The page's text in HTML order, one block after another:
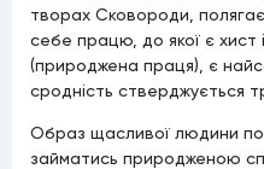
творах Сковороди,
себе працю, до якої є хист
(природжена праця), є
сродність стверджується
Образ щасливої людини
займатись природженою